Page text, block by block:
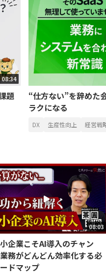
08:34
題
“仕方ない”を辞めた
ラクになる
DX 生産性向上 経営戦
08:03
小企業こそAI導入のチャン
務がどんどん効率化する必
ドマップ